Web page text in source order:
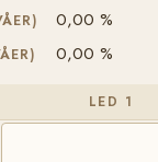
0,00 %
0,00 %
LED 1